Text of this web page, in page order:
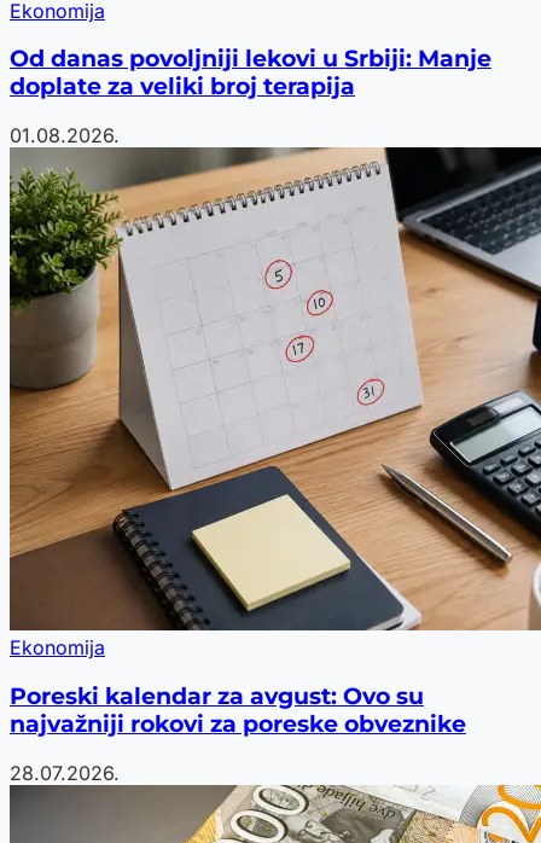
Ekonomija
Od danas povoljniji lekovi u Srbiji: Manje
doplate za veliki broj terapija
01.08.2026.
Ekonomija
Poreski kalendar za avgust: Ovo su
najvažniji rokovi za poreske obveznike
28.07.2026.